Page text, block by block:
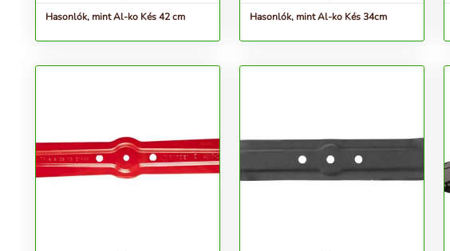
Hasonlók, mint Al-ko Kés 42 cm Hasonlók, mint Al-ko Kés 34cm